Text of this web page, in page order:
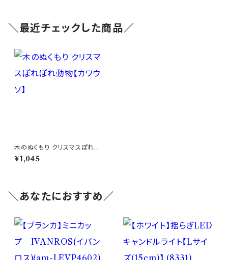
＼最近チェックした商品／
木のぬくもり クリスマスぽれぽ
れ動物【カワウソ】
¥1,045
＼あなたにおすすめ／